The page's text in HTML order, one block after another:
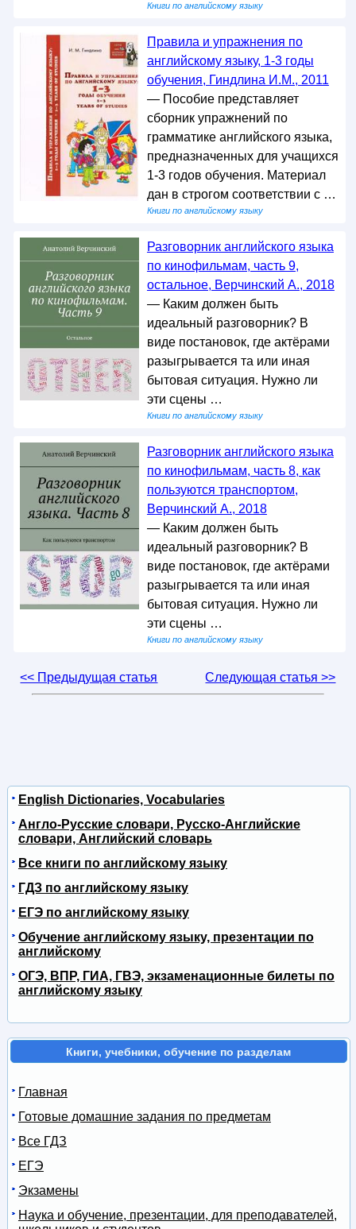
Книги по английскому языку
Правила и упражнения по
английскому языку, 1-3 годы
обучения, Гиндлина И.М., 2011
— Пособие представляет
сборник упражнений по
грамматике английского языка,
предназначенных для учащихся
1-3 годов обучения. Материал
дан в строгом соответствии с …
Книги по английскому языку
Разговорник английского языка
по кинофильмам, часть 9,
остальное, Верчинский А., 2018
— Каким должен быть
идеальный разговорник? В
виде постановок, где актёрами
разыгрывается та или иная
бытовая ситуация. Нужно ли
эти сцены …
Книги по английскому языку
Разговорник английского языка
по кинофильмам, часть 8, как
пользуются транспортом,
Верчинский А., 2018
— Каким должен быть
идеальный разговорник? В
виде постановок, где актёрами
разыгрывается та или иная
бытовая ситуация. Нужно ли
эти сцены …
Книги по английскому языку
<< Предыдущая статья Следующая статья >>
English Dictionaries, Vocabularies
Англо-Русские словари, Русско-Английские
словари, Английский словарь
Все книги по английскому языку
ГДЗ по английскому языку
ЕГЭ по английскому языку
Обучение английскому языку, презентации по
английскому
ОГЭ, ВПР, ГИА, ГВЭ, экзаменационные билеты по
английскому языку
Книги, учебники, обучение по разделам
Главная
Готовые домашние задания по предметам
Все ГДЗ
ЕГЭ
Экзамены
Наука и обучение, презентации, для преподавателей,